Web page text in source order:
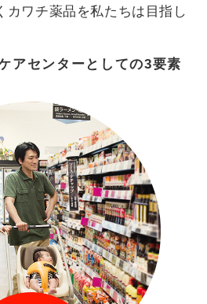
カワチ薬品を私たちは目指し
アセンターとしての3要素